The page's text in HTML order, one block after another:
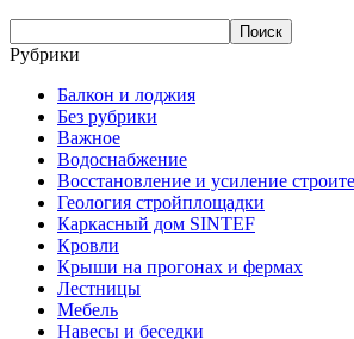
Рубрики
Балкон и лоджия
Без рубрики
Важное
Водоснабжение
Восстановление и усиление
Геология стройплощадки
Каркасный дом SINTEF
Кровли
Крыши на прогонах и фермах
Лестницы
Мебель
Навесы и беседки